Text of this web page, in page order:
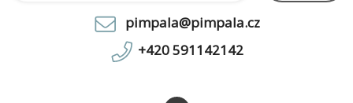
pimpala@pimpala.cz
+420 591142142